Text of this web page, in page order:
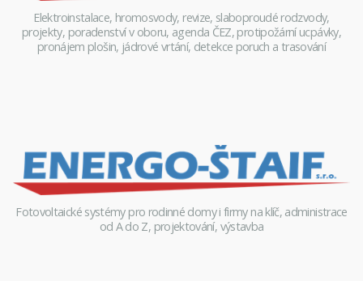
Elektroinstalace, hromosvody, revize, slaboproudé rodzvody,
projekty, poradenství v oboru, agenda ČEZ, protipožární ucpávky,
pronájem plošin, jádrové vrtání, detekce poruch a trasování
Fotovoltaické systémy pro rodinné domy i firmy na klíč, administrace
od A do Z, projektování, výstavba